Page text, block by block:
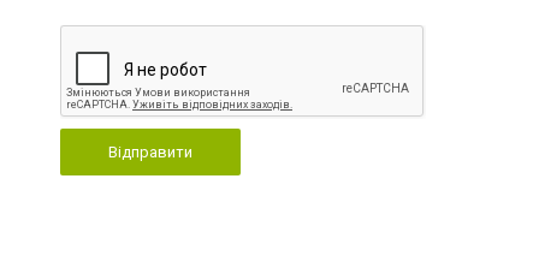
Відправити